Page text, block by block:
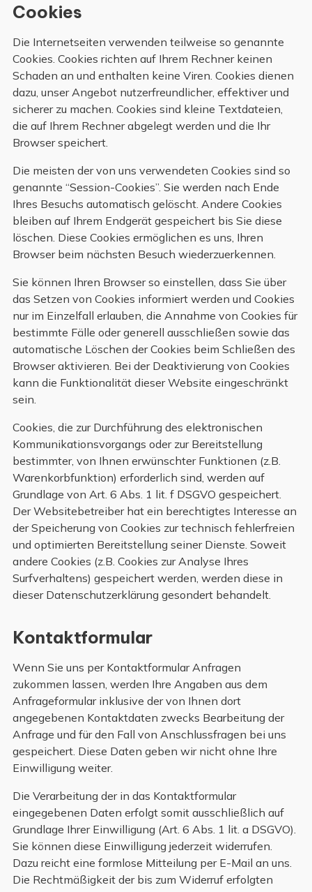
Cookies
Die Internetseiten verwenden teilweise so genannte
Cookies. Cookies richten auf Ihrem Rechner keinen
Schaden an und enthalten keine Viren. Cookies dienen
dazu, unser Angebot nutzerfreundlicher, effektiver und
sicherer zu machen. Cookies sind kleine Textdateien,
die auf Ihrem Rechner abgelegt werden und die Ihr
Browser speichert.
Die meisten der von uns verwendeten Cookies sind so
genannte “Session-Cookies”. Sie werden nach Ende
Ihres Besuchs automatisch gelöscht. Andere Cookies
bleiben auf Ihrem Endgerät gespeichert bis Sie diese
löschen. Diese Cookies ermöglichen es uns, Ihren
Browser beim nächsten Besuch wiederzuerkennen.
Sie können Ihren Browser so einstellen, dass Sie über
das Setzen von Cookies informiert werden und Cookies
nur im Einzelfall erlauben, die Annahme von Cookies für
bestimmte Fälle oder generell ausschließen sowie das
automatische Löschen der Cookies beim Schließen des
Browser aktivieren. Bei der Deaktivierung von Cookies
kann die Funktionalität dieser Website eingeschränkt
sein.
Cookies, die zur Durchführung des elektronischen
Kommunikationsvorgangs oder zur Bereitstellung
bestimmter, von Ihnen erwünschter Funktionen (z.B.
Warenkorbfunktion) erforderlich sind, werden auf
Grundlage von Art. 6 Abs. 1 lit. f DSGVO gespeichert.
Der Websitebetreiber hat ein berechtigtes Interesse an
der Speicherung von Cookies zur technisch fehlerfreien
und optimierten Bereitstellung seiner Dienste. Soweit
andere Cookies (z.B. Cookies zur Analyse Ihres
Surfverhaltens) gespeichert werden, werden diese in
dieser Datenschutzerklärung gesondert behandelt.
Kontaktformular
Wenn Sie uns per Kontaktformular Anfragen
zukommen lassen, werden Ihre Angaben aus dem
Anfrageformular inklusive der von Ihnen dort
angegebenen Kontaktdaten zwecks Bearbeitung der
Anfrage und für den Fall von Anschlussfragen bei uns
gespeichert. Diese Daten geben wir nicht ohne Ihre
Einwilligung weiter.
Die Verarbeitung der in das Kontaktformular
eingegebenen Daten erfolgt somit ausschließlich auf
Grundlage Ihrer Einwilligung (Art. 6 Abs. 1 lit. a DSGVO).
Sie können diese Einwilligung jederzeit widerrufen.
Dazu reicht eine formlose Mitteilung per E-Mail an uns.
Die Rechtmäßigkeit der bis zum Widerruf erfolgten